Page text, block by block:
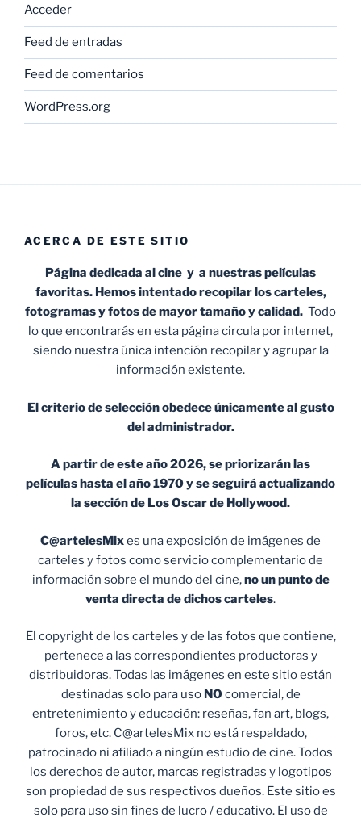
Acceder
Feed de entradas
Feed de comentarios
WordPress.org
ACERCA DE ESTE SITIO
Página dedicada al cine y a nuestras películas
favoritas. Hemos intentado recopilar los carteles,
fotogramas y fotos de mayor tamaño y calidad. Todo
lo que encontrarás en esta página circula por internet,
siendo nuestra única intención recopilar y agrupar la
información existente.
El criterio de selección obedece únicamente al gusto
del administrador.
A partir de este año 2026, se priorizarán las
películas hasta el año 1970 y se seguirá actualizando
la sección de Los Oscar de Hollywood.
C@artelesMixes una exposición de imágenes de
carteles y fotos como servicio complementario de
información sobre el mundo del cine,no un punto de
venta directa de dichos carteles.
El copyright de los carteles y de las fotos que contiene,
pertenece a las correspondientes productoras y
distribuidoras. Todas las imágenes en este sitio están
destinadas solo para uso NO comercial, de
entretenimiento y educación: reseñas, fan art, blogs,
foros, etc. C@artelesMix no está respaldado,
patrocinado ni afiliado a ningún estudio de cine. Todos
los derechos de autor, marcas registradas y logotipos
son propiedad de sus respectivos dueños. Este sitio es
solo para uso sin fines de lucro / educativo. El uso de